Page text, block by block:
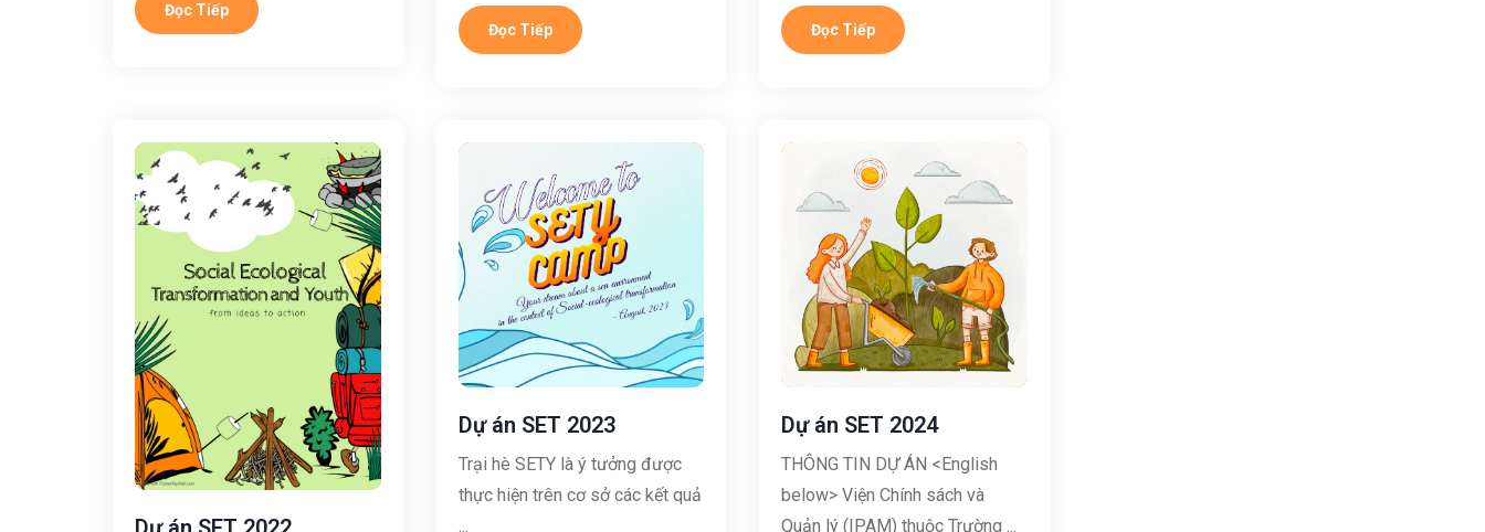
Đọc Tiếp
Đọc Tiếp Đọc Tiếp
Dự án SET 2023
Trại hè SETY là ý tưởng được
thực hiện trên cơ sở các kết quả
...
Dự án SET 2024
THÔNG TIN DỰ ÁN <English
below> Viện Chính sách và
Quản lý (IPAM) thuộc Trường ...